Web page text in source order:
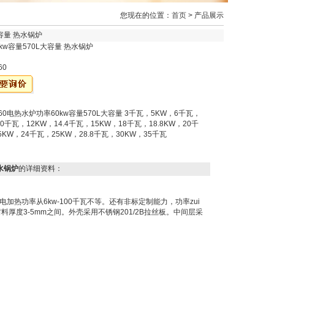
您现在的位置： 首页 > 产品展示
量 热水锅炉
容量570L大容量 热水锅炉
电热水炉功率60kw容量570L大容量 3千瓦，5KW，6千瓦，
千瓦，12KW，14.4千瓦，15KW，18千瓦，18.8KW，20千
，24千瓦，25KW，28.8千瓦，30KW，35千瓦
锅炉的详细资料：
热功率从6kw-100千瓦不等。还有非标定制能力，功率zui
厚度3-5mm之间。外壳采用不锈钢201/2B拉丝板。中间层采